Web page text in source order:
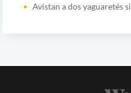
Avistan a dos yaguaretés